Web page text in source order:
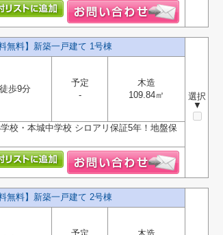
無料】新築一戸建て 1号棟
選択
▼
徒歩9分
予定
-
木造
109.84㎡
・本城中学校 シロアリ保証5年！地盤保
無料】新築一戸建て 2号棟